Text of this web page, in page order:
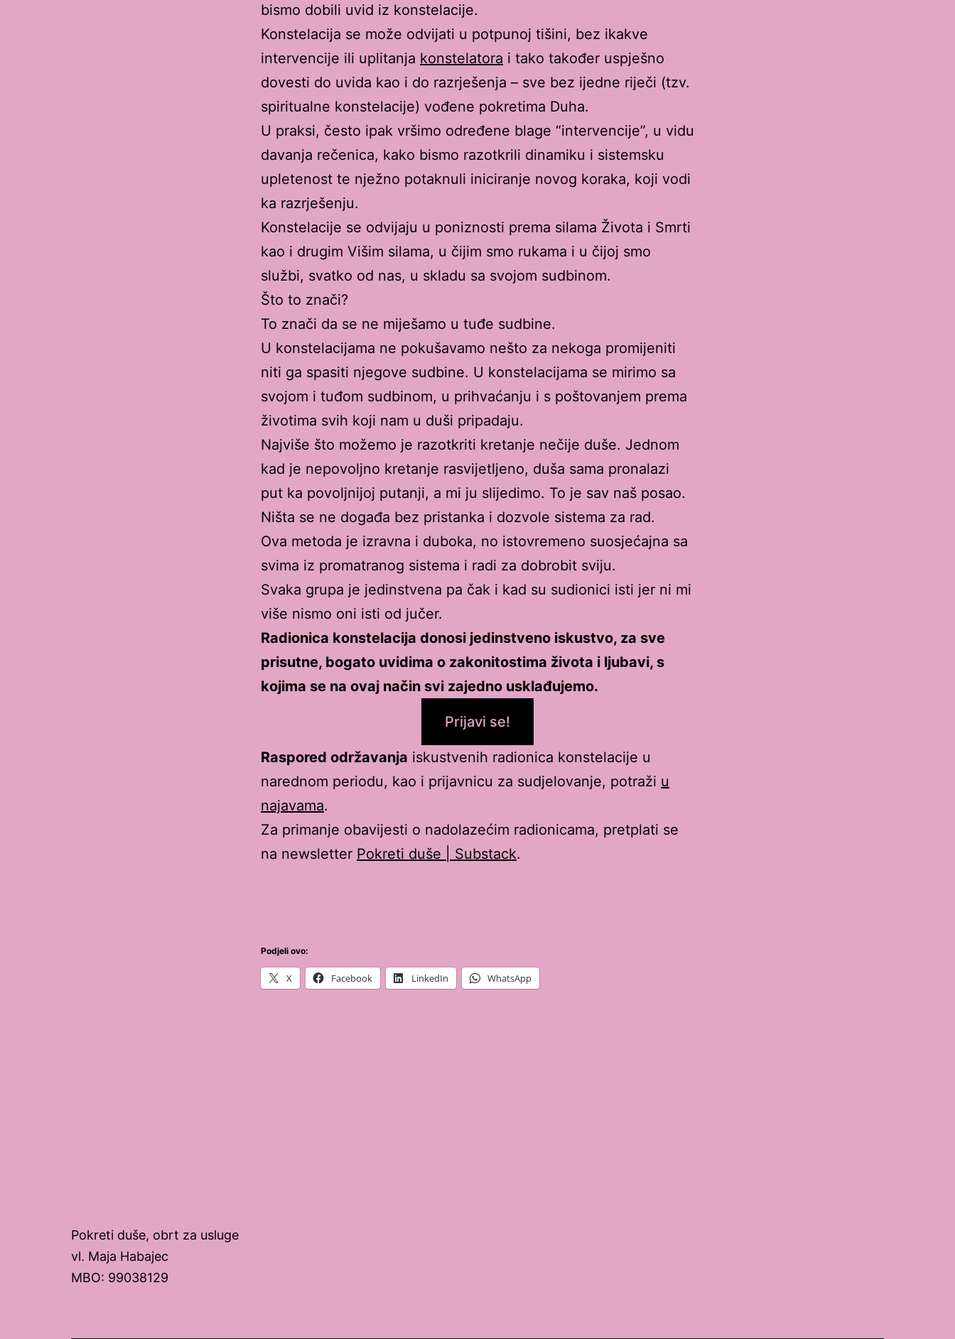
bismo dobili uvid iz konstelacije.
Konstelacija se može odvijati u potpunoj tišini, bez ikakve
intervencije ili uplitanja konstelatora i tako također uspješno
dovesti do uvida kao i do razrješenja – sve bez ijedne riječi (tzv.
spiritualne konstelacije) vođene pokretima Duha.
U praksi, često ipak vršimo određene blage “intervencije”, u vidu
davanja rečenica, kako bismo razotkrili dinamiku i sistemsku
upletenost te nježno potaknuli iniciranje novog koraka, koji vodi
ka razrješenju.
Konstelacije se odvijaju u poniznosti prema silama Života i Smrti
kao i drugim Višim silama, u čijim smo rukama i u čijoj smo
službi, svatko od nas, u skladu sa svojom sudbinom.
Što to znači?
To znači da se ne miješamo u tuđe sudbine.
U konstelacijama ne pokušavamo nešto za nekoga promijeniti
niti ga spasiti njegove sudbine. U konstelacijama se mirimo sa
svojom i tuđom sudbinom, u prihvaćanju i s poštovanjem prema
životima svih koji nam u duši pripadaju.
Najviše što možemo je razotkriti kretanje nečije duše. Jednom
kad je nepovoljno kretanje rasvijetljeno, duša sama pronalazi
put ka povoljnijoj putanji, a mi ju slijedimo. To je sav naš posao.
Ništa se ne događa bez pristanka i dozvole sistema za rad.
Ova metoda je izravna i duboka, no istovremeno suosjećajna sa
svima iz promatranog sistema i radi za dobrobit sviju.
Svaka grupa je jedinstvena pa čak i kad su sudionici isti jer ni mi
više nismo oni isti od jučer.
Radionica konstelacija donosi jedinstveno iskustvo, za sve
prisutne, bogato uvidima o zakonitostima života i ljubavi, s
kojima se na ovaj način svi zajedno usklađujemo.
Prijavi se!
Raspored održavanja iskustvenih radionica konstelacije u
narednom periodu, kao i prijavnicu za sudjelovanje, potraži u
najavama.
Za primanje obavijesti o nadolazećim radionicama, pretplati se
na newsletter Pokreti duše | Substack.
Podjeli ovo:
X Facebook LinkedIn WhatsApp
Pokreti duše, obrt za usluge
vl. Maja Habajec
MBO: 99038129